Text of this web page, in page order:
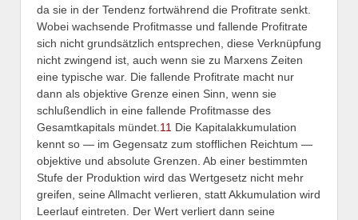
da sie in der Tendenz fortwährend die Profitrate senkt.
Wobei wachsende Profitmasse und fallende Profitrate
sich nicht grundsätzlich entsprechen, diese Verknüpfung
nicht zwingend ist, auch wenn sie zu Marxens Zeiten
eine typische war. Die fallende Profitrate macht nur
dann als objektive Grenze einen Sinn, wenn sie
schlußendlich in eine fallende Profitmasse des
Gesamtkapitals mündet. 11 Die Kapitalakkumulation
kennt so — im Gegensatz zum stofflichen Reichtum —
objektive und absolute Grenzen. Ab einer bestimmten
Stufe der Produktion wird das Wertgesetz nicht mehr
greifen, seine Allmacht verlieren, statt Akkumulation wird
Leerlauf eintreten. Der Wert verliert dann seine